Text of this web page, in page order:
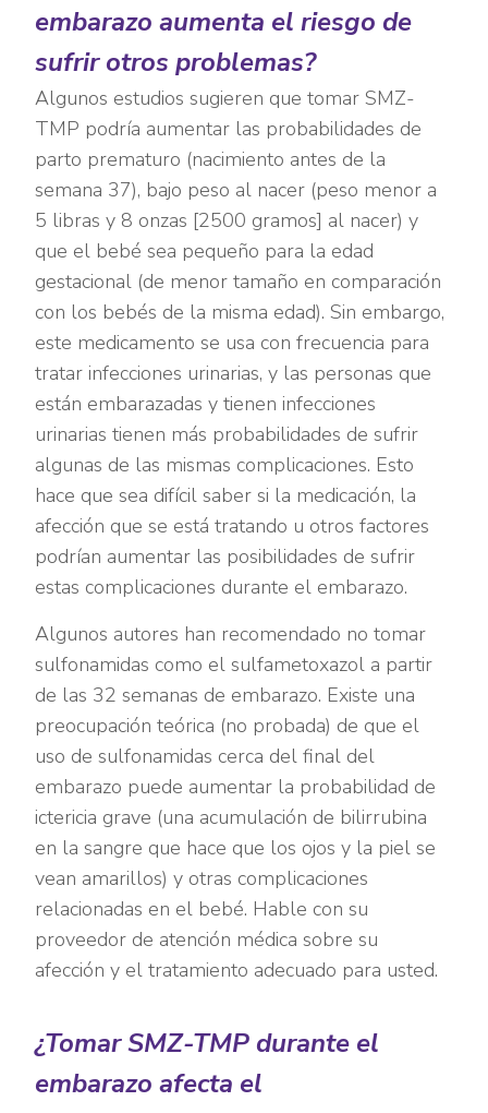
embarazo aumenta el riesgo de
sufrir otros problemas?
Algunos estudios sugieren que tomar SMZ-
TMP podría aumentar las probabilidades de
parto prematuro (nacimiento antes de la
semana 37), bajo peso al nacer (peso menor a
5 libras y 8 onzas [2500 gramos] al nacer) y
que el bebé sea pequeño para la edad
gestacional (de menor tamaño en comparación
con los bebés de la misma edad). Sin embargo,
este medicamento se usa con frecuencia para
tratar infecciones urinarias, y las personas que
están embarazadas y tienen infecciones
urinarias tienen más probabilidades de sufrir
algunas de las mismas complicaciones. Esto
hace que sea difícil saber si la medicación, la
afección que se está tratando u otros factores
podrían aumentar las posibilidades de sufrir
estas complicaciones durante el embarazo.
Algunos autores han recomendado no tomar
sulfonamidas como el sulfametoxazol a partir
de las 32 semanas de embarazo. Existe una
preocupación teórica (no probada) de que el
uso de sulfonamidas cerca del final del
embarazo puede aumentar la probabilidad de
ictericia grave (una acumulación de bilirrubina
en la sangre que hace que los ojos y la piel se
vean amarillos) y otras complicaciones
relacionadas en el bebé. Hable con su
proveedor de atención médica sobre su
afección y el tratamiento adecuado para usted.
¿Tomar SMZ-TMP durante el
embarazo afecta el